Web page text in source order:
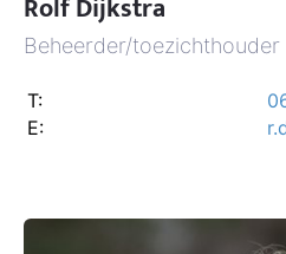
Beheerder/toezichthouder
T:
E: